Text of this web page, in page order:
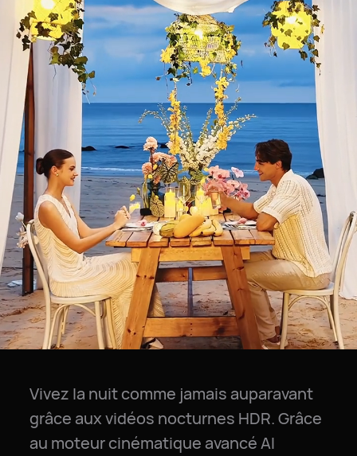
Vivez la nuit comme jamais auparavant
grâce aux vidéos nocturnes HDR. Grâce
au moteur cinématique avancé AI